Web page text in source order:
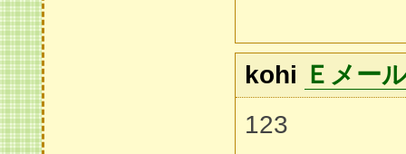
kohi Ｅメー
123